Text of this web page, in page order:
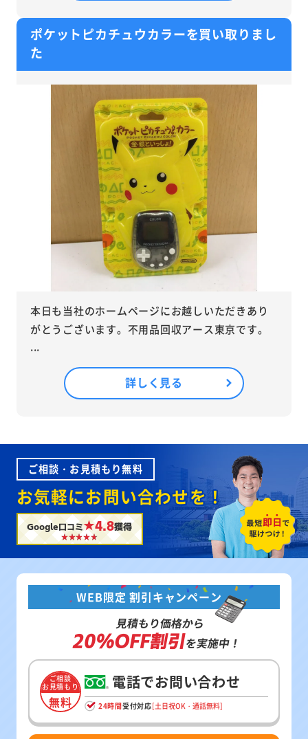
ポケットピカチュウカラーを買い取りまし
た
本日も当社のホームページにお越しいただきあり
がとうございます。不用品回収アース東京です。
...
詳しく見る
ご相談・お見積もり無料
お気軽にお問い合わせを！
Google口コミ★4.8獲得
WEB限定 割引キャンペーン
見積もり価格から
20%OFF割引を実施中！
ご相談
お見積もり
無料
電話でお問い合わせ
24時間受付対応[土日祝OK・通話無料]